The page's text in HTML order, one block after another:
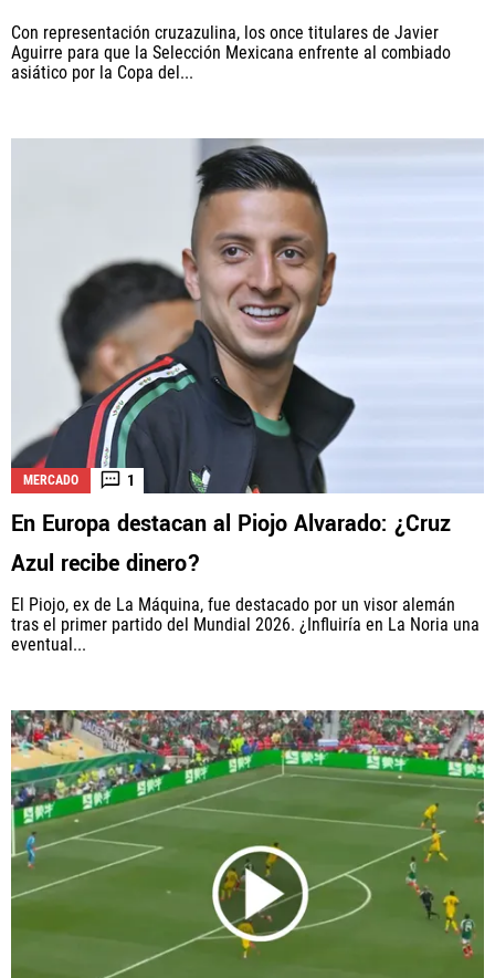
Con representación cruzazulina, los once titulares de Javier
Aguirre para que la Selección Mexicana enfrente al combiado
asiático por la Copa del...
MERCADO 1
En Europa destacan al Piojo Alvarado: ¿Cruz
Azul recibe dinero?
El Piojo, ex de La Máquina, fue destacado por un visor alemán
tras el primer partido del Mundial 2026. ¿Influiría en La Noria una
eventual...